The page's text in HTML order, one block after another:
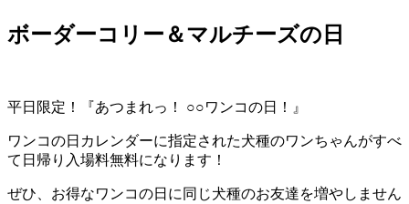
ボーダーコリー＆マルチーズの日
平日限定！『あつまれっ！ ○○ワンコの日！』
ワンコの日カレンダーに指定された犬種のワンちゃんがすべ
て日帰り入場料無料になります！
ぜひ、お得なワンコの日に同じ犬種のお友達を増やしません